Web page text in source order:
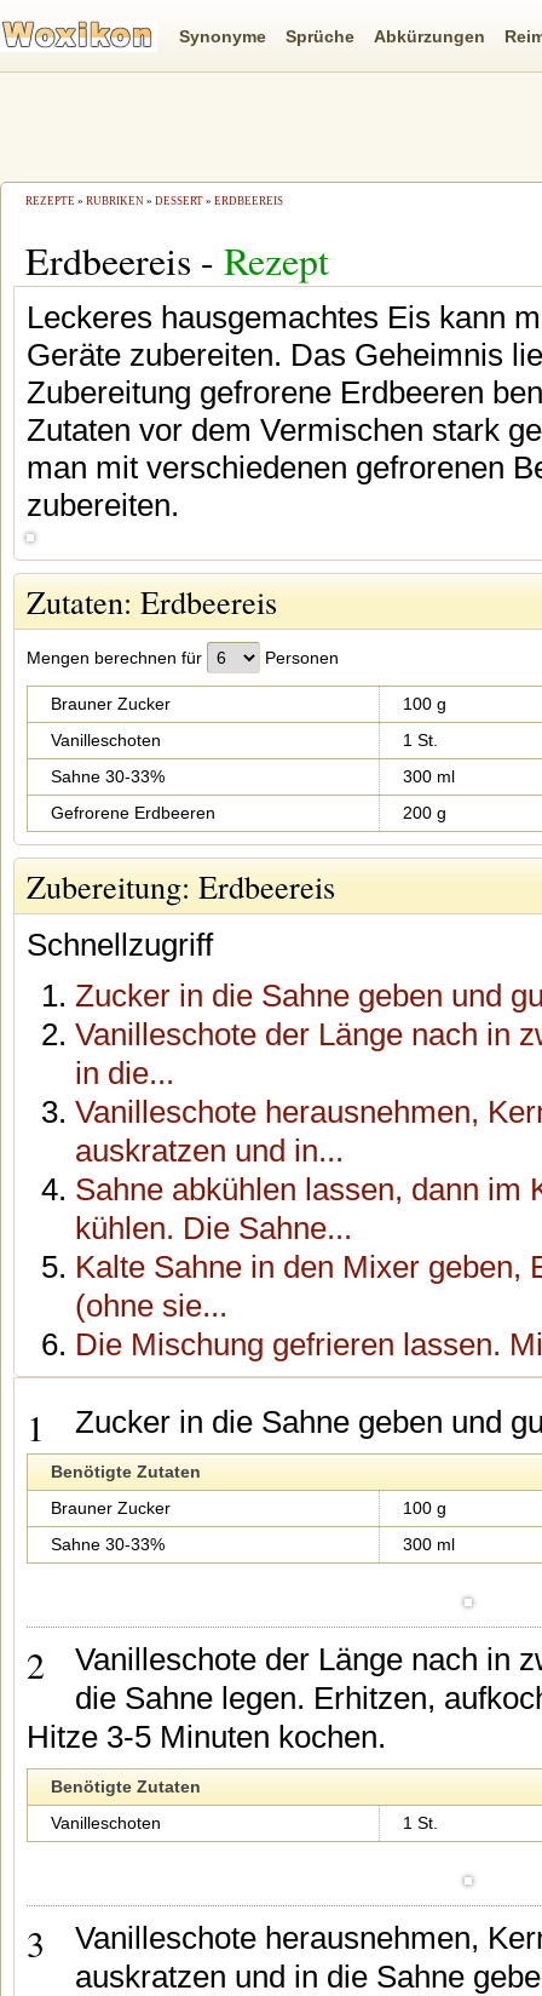
REZEPTE » RUBRIKEN » DESSERT » ERDBEEREIS
Erdbeereis - Rezept
Leckeres hausgemachtes Eis kann
Geräte zubereiten. Das Geheimnis
Zubereitung gefrorene Erdbeeren
Zutaten vor dem Vermischen stark
man mit verschiedenen gefrorenen
zubereiten.
Zutaten: Erdbeereis
Mengen berechnen für Personen
Brauner Zucker
100 g
Vanilleschoten
1 St.
Sahne 30-33%
300 ml
Gefrorene Erdbeeren
200 g
Zubereitung: Erdbeereis
Schnellzugriff
Zucker in die Sahne geben und
Vanilleschote der Länge nach in
in die...
Vanilleschote herausnehmen,
auskratzen und in...
Sahne abkühlen lassen, dann im
kühlen. Die Sahne...
Kalte Sahne in den Mixer geben,
(ohne sie...
Die Mischung gefrieren lassen.
1 Zucker in die Sahne geben und
Benötigte Zutaten
Brauner Zucker
100 g
Sahne 30-33%
300 ml
2
Vanilleschote der Länge nach in
die Sahne legen. Erhitzen,
Hitze 3-5 Minuten kochen.
Benötigte Zutaten
Vanilleschoten
1 St.
3
Vanilleschote herausnehmen,
auskratzen und in die Sahne
Synonyme Sprüche Abkürzungen